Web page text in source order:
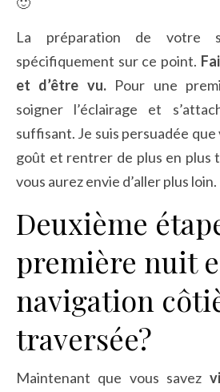
La préparation de votre
spécifiquement sur ce point.
et d’être vu.Pour une
soigner l’éclairage et
suffisant. Je suis persuadée
goût et rentrer de plus en plus
vous aurez envie d’aller plus loin.
Deuxième
première nuit
navigation
traversée?
Maintenant que vous savez